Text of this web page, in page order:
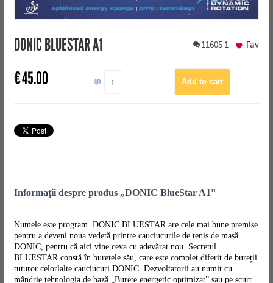
DONIC BLUESTAR A1 11605 1
€45.00 QTY:
Fav
Informații despre produs „DONIC BlueStar A1”
Numele este program. DONIC BLUESTAR are cele mai bune premise
pentru a deveni noua vedetă printre cauciucurile de tenis de masă
DONIC, pentru că aici vine ceva cu adevărat nou. Secretul
BLUESTAR constă în buretele său, care este complet diferit de bureții
tuturor celorlalte cauciucuri DONIC. Dezvoltatorii au numit cu
mândrie tehnologia de bază „Burete energetic optimizat” sau pe scurt